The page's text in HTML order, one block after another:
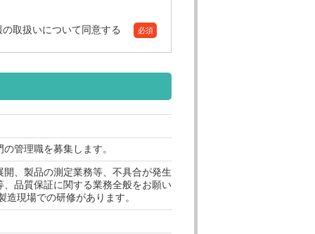
取扱いについて同意する 必須
管理職を募集します。
、製品の測定業務等、不具合が発生
品質保証に関する業務全般をお願い
現場での研修があります。